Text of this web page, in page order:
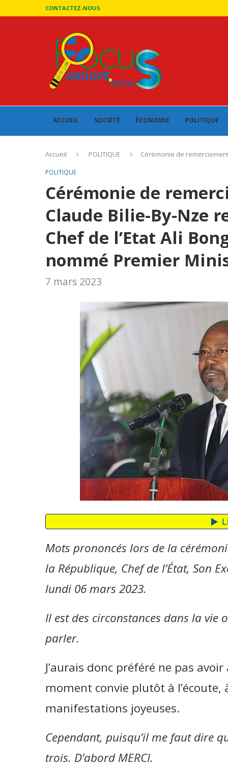
CONTACTEZ-NOUS
ACCUEIL SOCIÉTÉ ÉCONOMIE POLITIQUE
Accueil POLITIQUE Cérémonie de
POLITIQUE
Cérémonie de
Claude Bilie-By-Nze
Chef de l’Etat Ali
nommé Premier
7 mars 2023
Mots prononcés lors de la
la République, Chef de l’État, Son
lundi 06 mars 2023.
Il est des circonstances dans la vie
parler.
J’aurais donc préféré ne pas
moment convie plutôt à
manifestations joyeuses.
Cependant, puisqu’il me faut dire
trois. D’abord MERCI.